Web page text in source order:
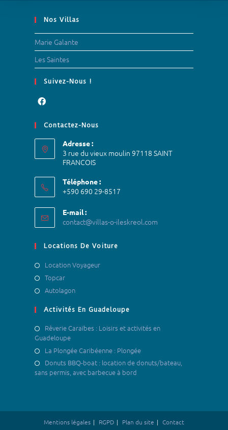
Nos Villas
Marie Galante
Les Saintes
Suivez-Nous !
Contactez-Nous
Adresse :
3 rue du vieux moulin 97118 SAINT
FRANCOIS
Téléphone :
+590 690 29-8517
E-mail :
contact@villas-o-ileskreol.com
Locations De Voiture
Location Voyageur
Topcar
Autolagon
Activités En Guadeloupe
Rêverie Caraïbes : Loisirs et activités en
Guadeloupe
La Plongée Caribéenne : Plongée
Donuts BBQ-boat : location de donuts/bateau,
sans permis, avec barbecue à bord
Mentions légales RGPD Plan du site Contact